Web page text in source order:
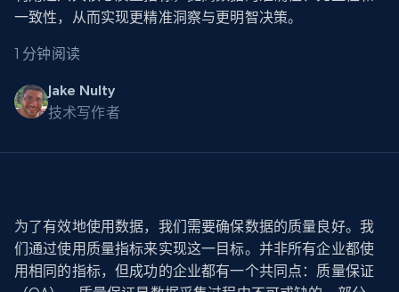
一致性，从而实现更精准洞察与更明智决策。
1 分钟阅读
Jake Nulty
技术写作者
为了有效地使用数据，我们需要确保数据的质量良好。我
们通过使用质量指标来实现这一目标。并非所有企业都使
用相同的指标，但成功的企业都有一个共同点：质量保证